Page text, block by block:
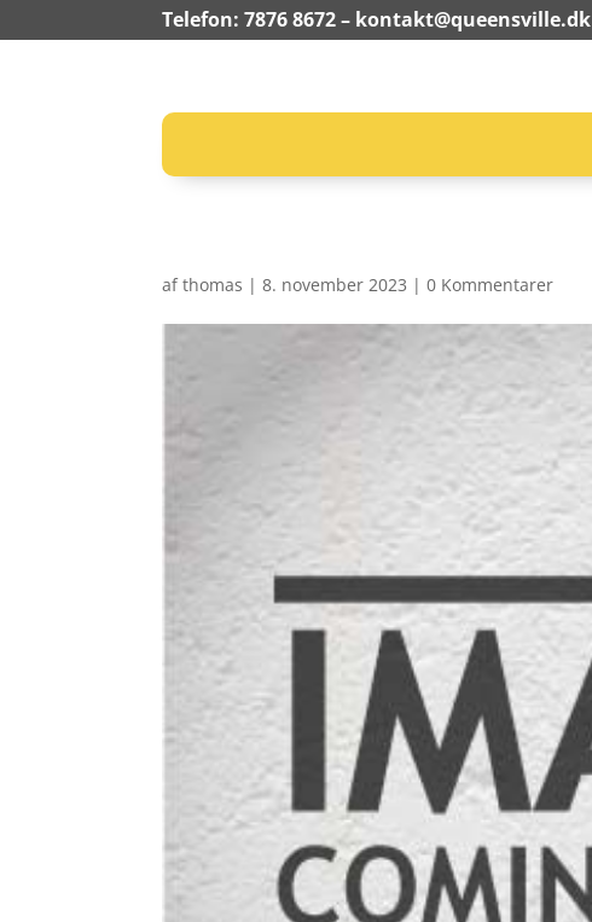
Telefon: 7876 8672 – kontakt@queensville.dk
afthomas |8. november 2023 |0 Kommentarer